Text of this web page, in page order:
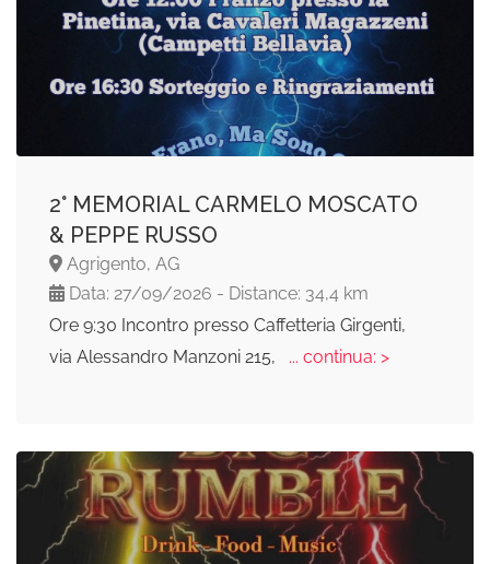
2° MEMORIAL CARMELO MOSCATO
& PEPPE RUSSO
Agrigento, AG
Data: 27/09/2026 - Distance: 34,4 km
Ore 9:30 Incontro presso Caffetteria Girgenti,
via Alessandro Manzoni 215,
... continua: >